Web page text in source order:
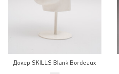
Докер SKILLS Blank Bordeaux